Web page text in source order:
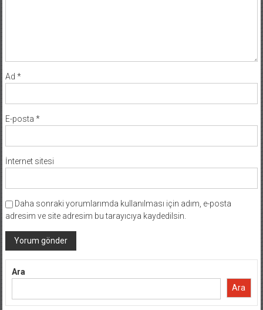
Ad *
E-posta *
İnternet sitesi
Daha sonraki yorumlarımda kullanılması için adım, e-posta
adresim ve site adresim bu tarayıcıya kaydedilsin.
Ara
Ara